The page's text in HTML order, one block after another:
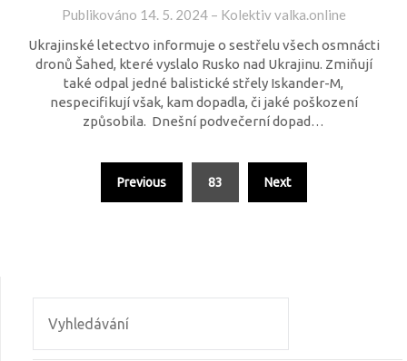
Publikováno 14. 5. 2024– Kolektiv valka.online
Ukrajinské letectvo informuje o sestřelu všech osmnácti
dronů Šahed, které vyslalo Rusko nad Ukrajinu. Zmiňují
také odpal jedné balistické střely Iskander-M,
nespecifikují však, kam dopadla, či jaké poškození
způsobila. Dnešní podvečerní dopad…
Previous 83 Next